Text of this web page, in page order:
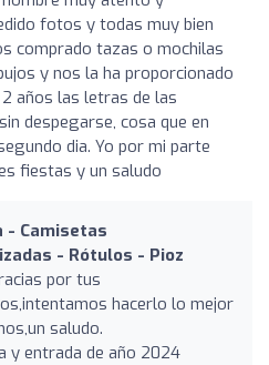
fotos y todas muy bien
comprado tazas o mochilas
y nos la ha proporcionado
años las letras de las
despegarse, cosa que en
dia. Yo por mi parte
fiestas y un saludo
- Camisetas
- Rótulos - Pioz
por tus
hacerlo lo mejor
saludo.
y entrada de año 2024